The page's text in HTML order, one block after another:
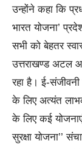
उन्होंने कहा कि
भारत योजना’
सभी को बेहतर
उत्तराखण्ड अटल
रहा है। ई-संजीवनी
के लिए अत्यंत
के लिए कई
सुरक्षा योजना’’